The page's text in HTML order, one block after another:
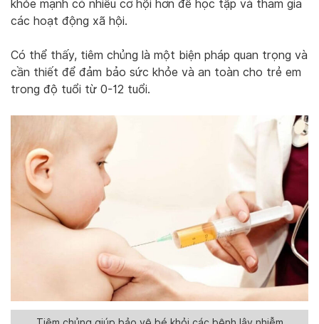
khỏe mạnh có nhiều cơ hội hơn để học tập và tham gia
các hoạt động xã hội.
Có thể thấy, tiêm chủng là một biện pháp quan trọng và
cần thiết để đảm bảo sức khỏe và an toàn cho trẻ em
trong độ tuổi từ 0-12 tuổi.